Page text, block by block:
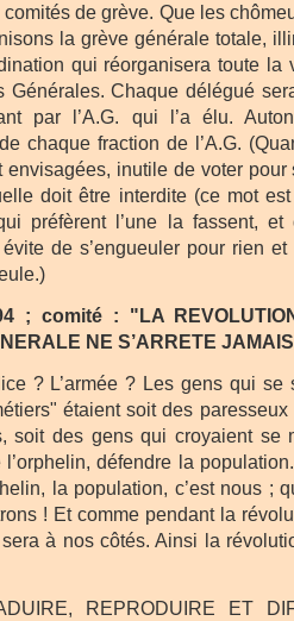
de grève. Que les
la grève générale totale,
qui réorganisera toute la
Générales. Chaque délégué
par l’A.G. qui l’a élu.
chaque fraction de l’A.G.
envisagées, inutile de voter
doit être interdite (ce mot est
préfèrent l’une la fassent,
évite de s’engueuler pour rien
; comité : "LA
NE S’ARRETE
? L’armée ? Les gens qui se
étaient soit des
soit des gens qui croyaient se
défendre la
la population, c’est nous ;
! Et comme pendant la
sera à nos côtés. Ainsi la
REPRODUIRE ET